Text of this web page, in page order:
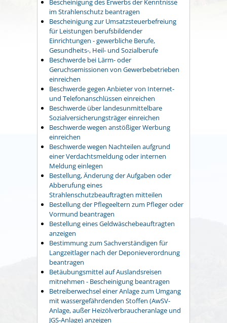
Bescheinigung des Erwerbs der Kenntnisse
im Strahlenschutz beantragen
Bescheinigung zur Umsatzsteuerbefreiung
für Leistungen berufsbildender
Einrichtungen - gewerbliche Berufe,
Gesundheits-, Heil- und Sozialberufe
Beschwerde bei Lärm- oder
Geruchsemissionen von Gewerbebetrieben
einreichen
Beschwerde gegen Anbieter von Internet-
und Telefonanschlüssen einreichen
Beschwerde über landesunmittelbare
Sozialversicherungsträger einreichen
Beschwerde wegen anstößiger Werbung
einreichen
Beschwerde wegen Nachteilen aufgrund
einer Verdachtsmeldung oder internen
Meldung einlegen
Bestellung, Änderung der Aufgaben oder
Abberufung eines
Strahlenschutzbeauftragten mitteilen
Bestellung der Pflegeeltern zum Pfleger oder
Vormund beantragen
Bestellung eines Geldwäschebeauftragten
anzeigen
Bestimmung zum Sachverständigen für
Langzeitlager nach der Deponieverordnung
beantragen
Betäubungsmittel auf Auslandsreisen
mitnehmen - Bescheinigung beantragen
Betreiberwechsel einer Anlage zum Umgang
mit wassergefährdenden Stoffen (AwSV-
Anlage, außer Heizölverbraucheranlage und
JGS-Anlage) anzeigen